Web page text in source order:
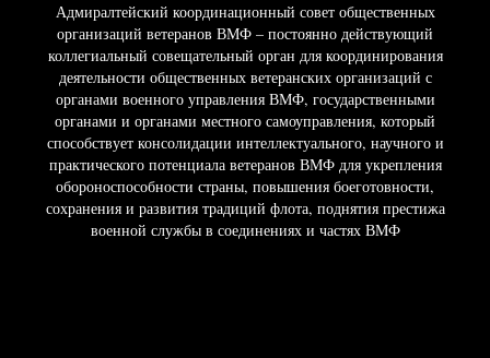
Адмиралтейский координационный совет общественных
организаций ветеранов ВМФ – постоянно действующий
коллегиальный совещательный орган для координирования
деятельности общественных ветеранских организаций с
органами военного управления ВМФ, государственными
органами и органами местного самоуправления, который
способствует консолидации интеллектуального, научного и
практического потенциала ветеранов ВМФ для укрепления
обороноспособности страны, повышения боеготовности,
сохранения и развития традиций флота, поднятия престижа
военной службы в соединениях и частях ВМФ